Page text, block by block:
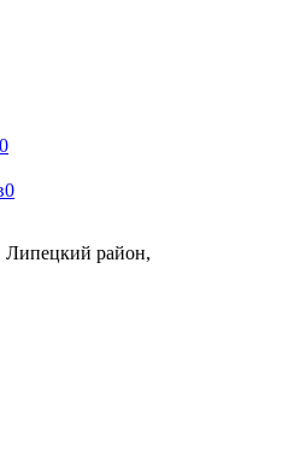
0
0
Липецкий район,